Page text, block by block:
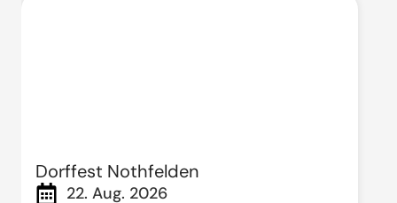
Dorffest Nothfelden
22. Aug. 2026